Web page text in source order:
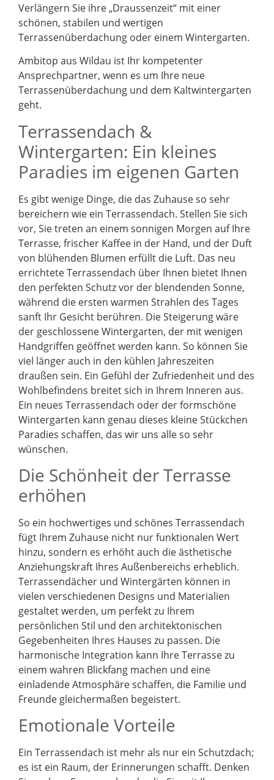
Verlängern Sie ihre „Draussenzeit“ mit einer
schönen, stabilen und wertigen
Terrassenüberdachung oder einem Wintergarten.
Ambitop aus Wildau ist Ihr kompetenter
Ansprechpartner, wenn es um Ihre neue
Terrassenüberdachung und dem Kaltwintergarten
geht.
Terrassendach &
Wintergarten: Ein kleines
Paradies im eigenen Garten
Es gibt wenige Dinge, die das Zuhause so sehr
bereichern wie ein Terrassendach. Stellen Sie sich
vor, Sie treten an einem sonnigen Morgen auf Ihre
Terrasse, frischer Kaffee in der Hand, und der Duft
von blühenden Blumen erfüllt die Luft. Das neu
errichtete Terrassendach über Ihnen bietet Ihnen
den perfekten Schutz vor der blendenden Sonne,
während die ersten warmen Strahlen des Tages
sanft Ihr Gesicht berühren. Die Steigerung wäre
der geschlossene Wintergarten, der mit wenigen
Handgriffen geöffnet werden kann. So können Sie
viel länger auch in den kühlen Jahreszeiten
draußen sein. Ein Gefühl der Zufriedenheit und des
Wohlbefindens breitet sich in Ihrem Inneren aus.
Ein neues Terrassendach oder der formschöne
Wintergarten kann genau dieses kleine Stückchen
Paradies schaffen, das wir uns alle so sehr
wünschen.
Die Schönheit der Terrasse
erhöhen
So ein hochwertiges und schönes Terrassendach
fügt Ihrem Zuhause nicht nur funktionalen Wert
hinzu, sondern es erhöht auch die ästhetische
Anziehungskraft Ihres Außenbereichs erheblich.
Terrassendächer und Wintergärten können in
vielen verschiedenen Designs und Materialien
gestaltet werden, um perfekt zu Ihrem
persönlichen Stil und den architektonischen
Gegebenheiten Ihres Hauses zu passen. Die
harmonische Integration kann Ihre Terrasse zu
einem wahren Blickfang machen und eine
einladende Atmosphäre schaffen, die Familie und
Freunde gleichermaßen begeistert.
Emotionale Vorteile
Ein Terrassendach ist mehr als nur ein Schutzdach;
es ist ein Raum, der Erinnerungen schafft. Denken